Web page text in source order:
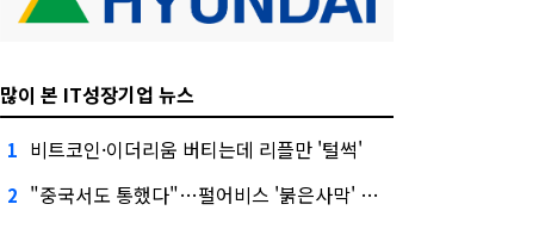
많이 본 IT성장기업 뉴스
1 비트코인·이더리움 버티는데 리플만 '털썩'
2 "중국서도 통했다"…펄어비스 '붉은사막' 최고 게임상